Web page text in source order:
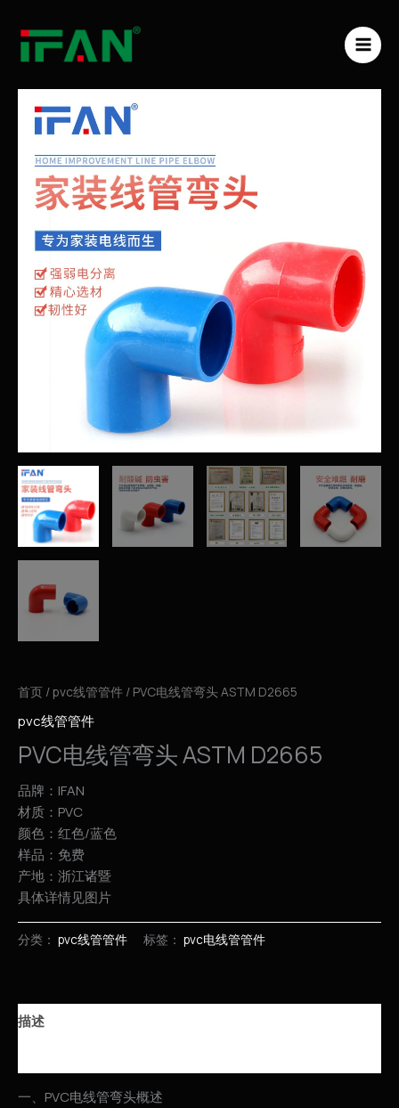
首页 / pvc线管管件 / PVC电线管弯头 ASTM D2665
pvc线管管件
PVC电线管弯头 ASTM D2665
品牌：IFAN
材质：PVC
颜色：红色/蓝色
样品：免费
产地：浙江诸暨
具体详情见图片
分类： pvc线管管件 标签： pvc电线管管件
描述
一、PVC电线管弯头概述